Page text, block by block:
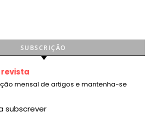
SUBSCRIÇÃO
revista
mensal de artigos e mantenha-se
subscrever